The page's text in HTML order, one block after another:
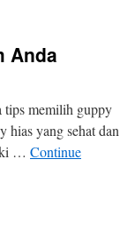
Anda
tips memilih guppy
hias yang sehat dan
… Continue